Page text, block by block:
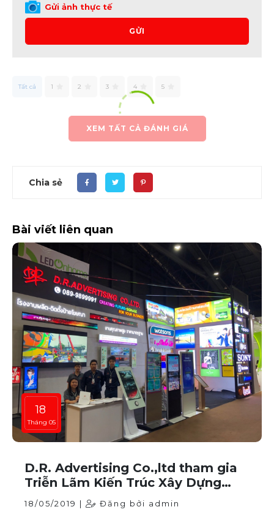
Gửi ảnh thực tế
GỬI
Tất cả 1 2 3 4 5
XEM TẤT CẢ ĐÁNH GIÁ
Chia sẻ
Bài viết liên quan
18
Tháng 05
D.R. Advertising Co.,ltd tham gia
Triễn Lãm Kiến Trúc Xây Dựng
5/2018 tại Impact- Thái Lan
18/05/2019 | Đăng bởi admin